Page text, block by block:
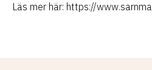
Läs mer här: https://